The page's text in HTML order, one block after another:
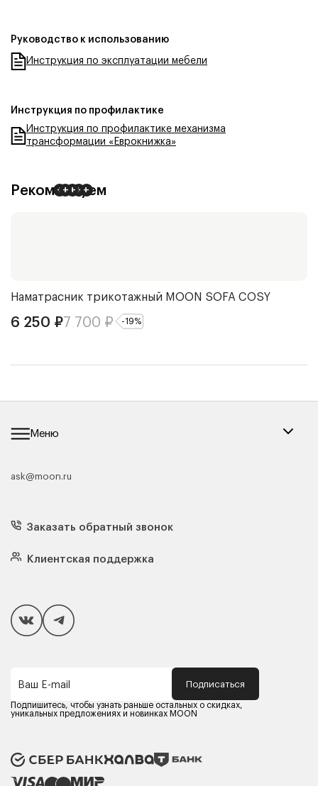
Руководство к использованию
Инструкция по эксплуатации мебели
Инструкция по профилактике
Инструкция по профилактике механизма
трансформации «Еврокнижка»
+
+
+ + +
Рекомендуем
Наматрасник трикотажный MOON SOFA COSY
6 250 ₽7 700 ₽ -19%
Меню
Каталог мебели
Кресла
Матрасы
Подушки
Чехлы и наматрасники
Покупателям
Способы оплаты
Компания MOON
Оферта
Политика конфиденциальности
Карьера в MOON
ask@moon.ru
Заказать обратный звонок
Клиентская поддержка
Ваш E-mail Подписаться
Подпишитесь, чтобы узнать раньше остальных о скидках,
уникальных предложениях и новинках MOON